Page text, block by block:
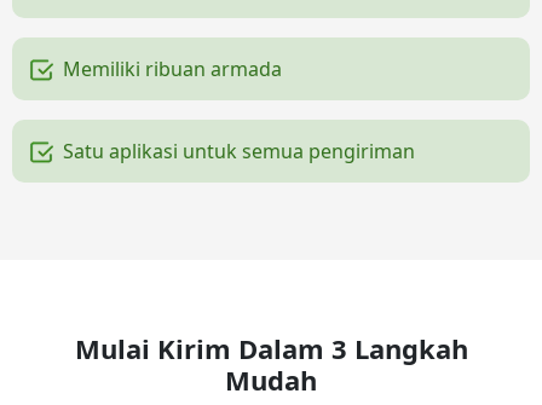
Memiliki ribuan armada
Satu aplikasi untuk semua pengiriman
Mulai Kirim Dalam 3 Langkah
Mudah